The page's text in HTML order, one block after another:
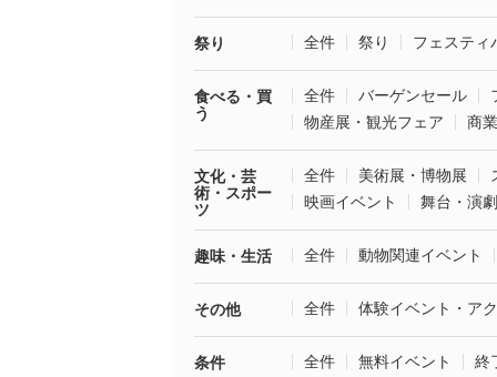
祭り 全件 祭り フェスティ
食べる・買
う
全件 バーゲンセール
物産展・観光フェア
商
文化・芸
術・スポー
ツ
全件 美術展・博物展
映画イベント
舞台・演劇
趣味・生活 全件 動物関連イベント
その他 全件 体験イベント・ア
条件 全件 無料イベント 終